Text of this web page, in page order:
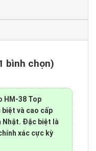
bình chọn)
HM-38 Top
biệt và cao cấp
Nhật. Đặc biệt là
xác cực kỳ